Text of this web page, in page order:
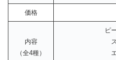
価格
内容
（全4種）
ピ